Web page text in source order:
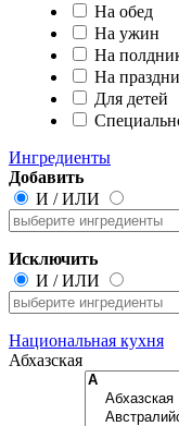
На обед
На ужин
На
На
Для детей
Ингредиенты
Добавить
И /ИЛИ
Исключить
И /ИЛИ
Национальная кухня
Абхазская